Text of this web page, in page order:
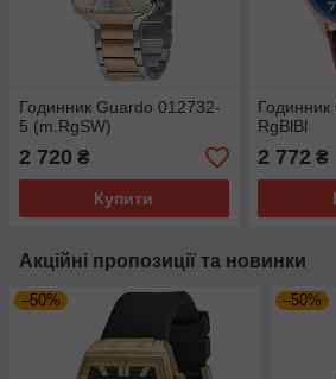
Годинник Guardo 012732-
5 (m.RgSW)
2 720 ₴
Купити
RgBlBl
2 772 ₴
Акційні пропозиції та новинки
–50% –50%